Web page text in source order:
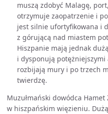
muszą zdobyć Malagę,
otrzymuje zaopatrzenie i
jest silnie ufortyfikowana i
z górującą nad miastem
Hiszpanie mają jednak
i dysponują
rozbijają mury i po trzech
twierdzę.
Muzułmański dowódca
w hiszpańskim więzieniu.